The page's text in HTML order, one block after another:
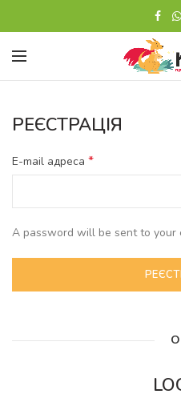
РЕЄСТРАЦІЯ
E-mail адреса *
A password will be sent to your